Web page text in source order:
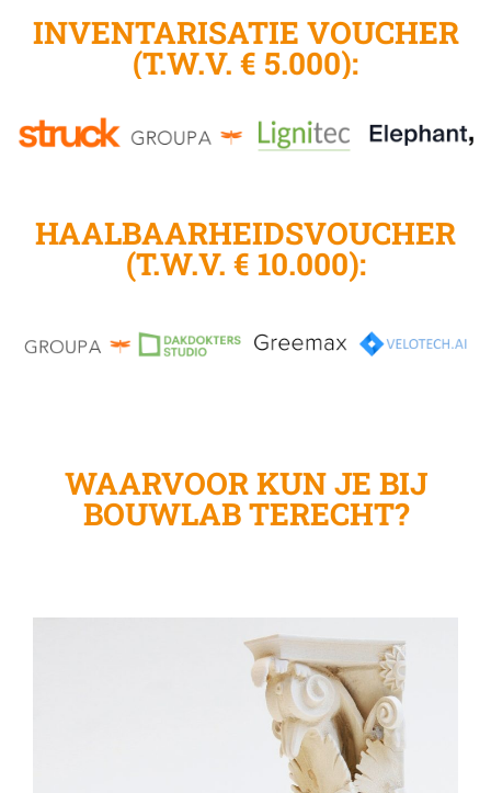
INVENTARISATIE VOUCHER
(T.W.V. € 5.000):
HAALBAARHEIDSVOUCHER
(T.W.V. € 10.000):
WAARVOOR KUN JE BIJ
BOUWLAB TERECHT?